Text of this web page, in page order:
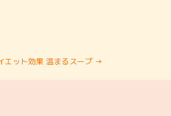
エット効果 温まるスープ →